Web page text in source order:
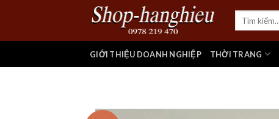
GIỚI THIỆU DOANH NGHIỆP THỜI TRANG